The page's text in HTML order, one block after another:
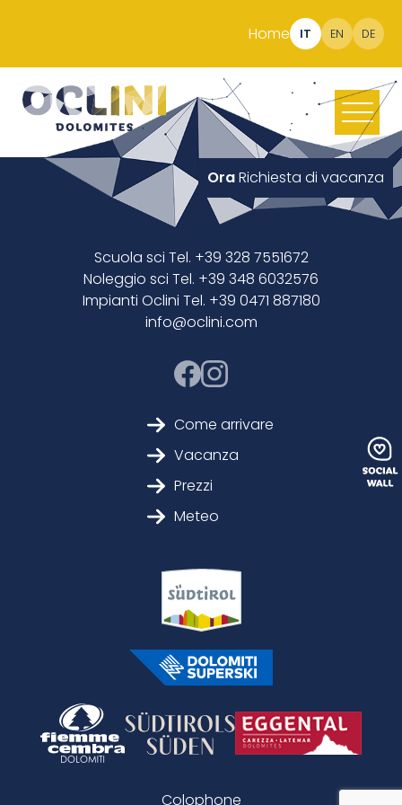
Home IT EN DE
OraRichiesta di vacanza
Scuola sci Tel. +39 328 7551672
Noleggio sci Tel. +39 348 6032576
Impianti Oclini Tel. +39 0471 887180
info@oclini.com
Come arrivare
Vacanza
Prezzi
Meteo
Colophone